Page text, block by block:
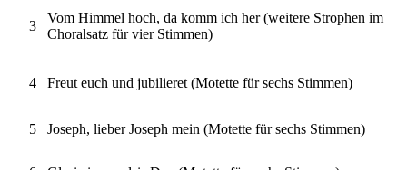
3
Vom Himmel hoch, da komm ich her (weitere Strophen im
Choralsatz für vier Stimmen)
4 Freut euch und jubilieret (Motette für sechs Stimmen)
5 Joseph, lieber Joseph mein (Motette für sechs Stimmen)